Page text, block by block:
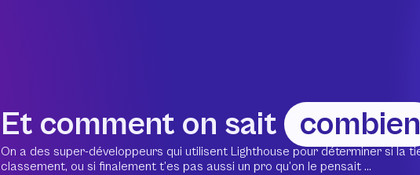
Et comment on sait combien
On a des super-développeurs qui utilisent Lighthouse pour déterminer si la
classement, ou si finalement t’es pas aussi un pro qu’on le pensait ...